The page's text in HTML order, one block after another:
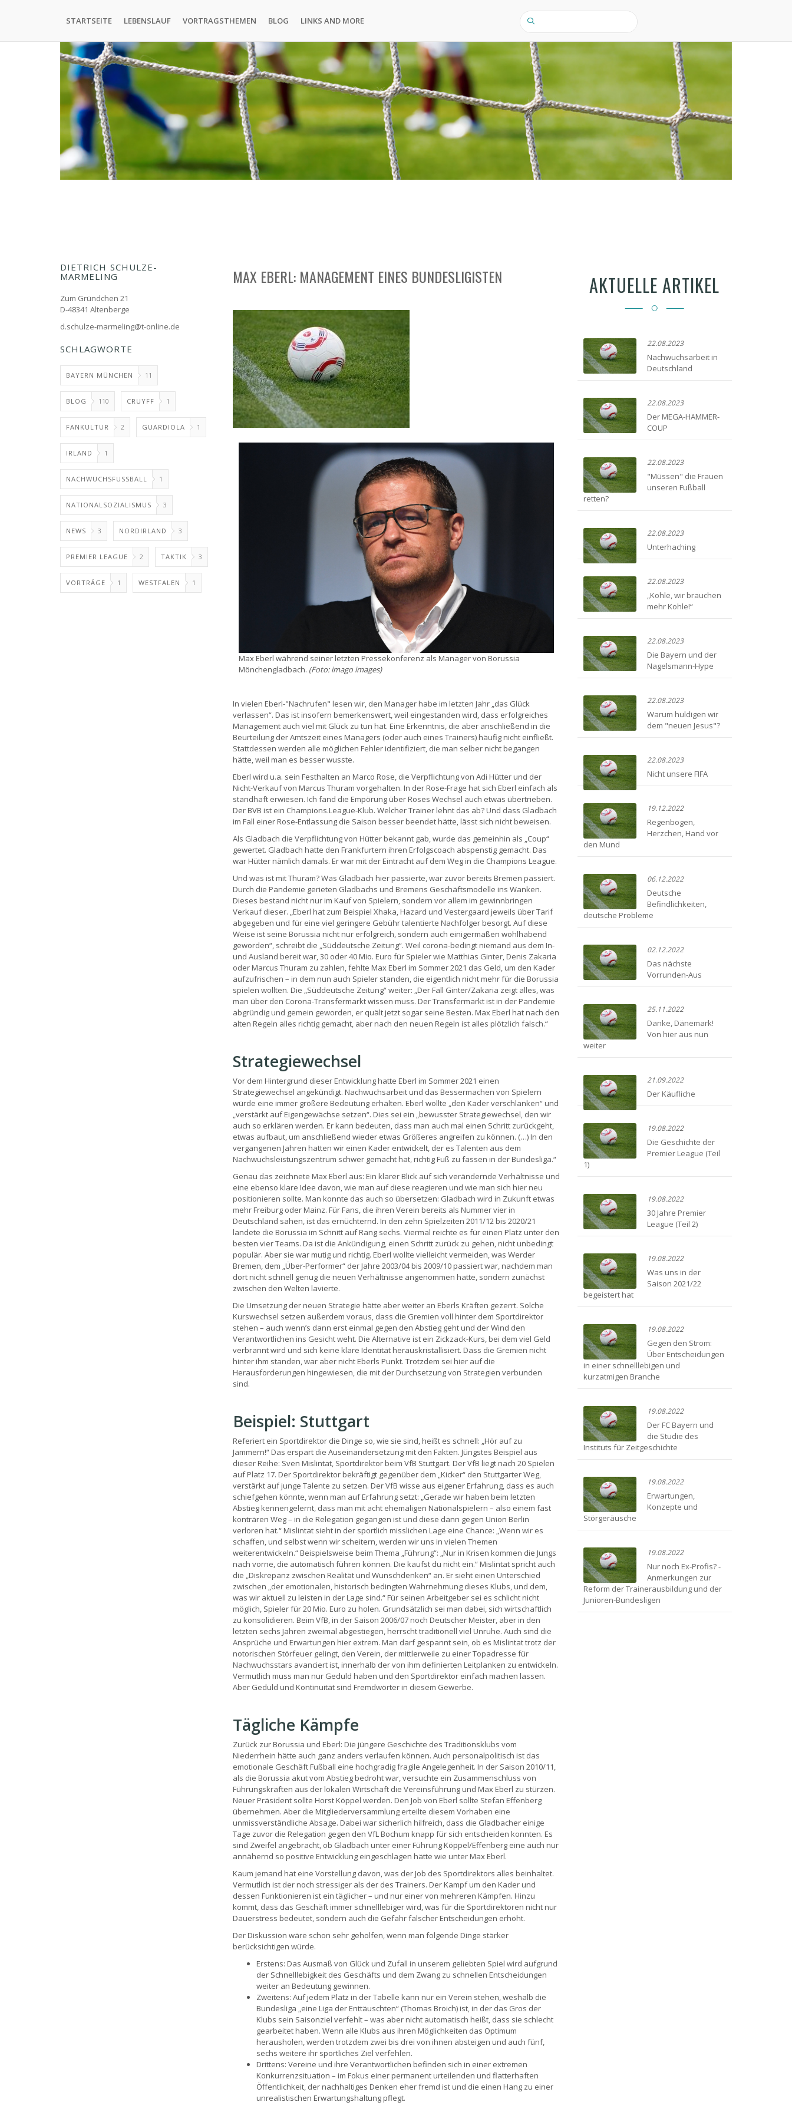
Hauptnavigation
STARTSEITE LEBENSLAUF VORTRAGSTHEMEN BLOG LINKS AND MORE Search
DIETRICH SCHULZE-
MARMELING
Zum Gründchen 21
D-48341 Altenberge
d.schulze-marmeling@t-online.de
SCHLAGWORTE
BAYERN MÜNCHEN 11
BLOG 110 CRUYFF 1
FANKULTUR 2 GUARDIOLA 1
IRLAND 1
NACHWUCHSFUSSBALL 1
NATIONALSOZIALISMUS 3
NEWS 3 NORDIRLAND 3
PREMIER LEAGUE 2 TAKTIK 3
VORTRÄGE 1 WESTFALEN 1
MAX EBERL: MANAGEMENT EINES BUNDESLIGISTEN
Max Eberl während seiner letzten Pressekonferenz als Manager von Borussia
Mönchengladbach. (Foto: imago images)
In vielen Eberl-"Nachrufen" lesen wir, den Manager habe im letzten Jahr „das Glück
verlassen“. Das ist insofern bemerkenswert, weil eingestanden wird, dass erfolgreiches
Management auch viel mit Glück zu tun hat. Eine Erkenntnis, die aber anschließend in die
Beurteilung der Amtszeit eines Managers (oder auch eines Trainers) häufig nicht einfließt.
Stattdessen werden alle möglichen Fehler identifiziert, die man selber nicht begangen
hätte, weil man es besser wusste.
Eberl wird u.a. sein Festhalten an Marco Rose, die Verpflichtung von Adi Hütter und der
Nicht-Verkauf von Marcus Thuram vorgehalten. In der Rose-Frage hat sich Eberl einfach als
standhaft erwiesen. Ich fand die Empörung über Roses Wechsel auch etwas übertrieben.
Der BVB ist ein Champions.League-Klub. Welcher Trainer lehnt das ab? Und dass Gladbach
im Fall einer Rose-Entlassung die Saison besser beendet hätte, lässt sich nicht beweisen.
Als Gladbach die Verpflichtung von Hütter bekannt gab, wurde das gemeinhin als „Coup“
gewertet. Gladbach hatte den Frankfurtern ihren Erfolgscoach abspenstig gemacht. Das
war Hütter nämlich damals. Er war mit der Eintracht auf dem Weg in die Champions League.
Und was ist mit Thuram? Was Gladbach hier passierte, war zuvor bereits Bremen passiert.
Durch die Pandemie gerieten Gladbachs und Bremens Geschäftsmodelle ins Wanken.
Dieses bestand nicht nur im Kauf von Spielern, sondern vor allem im gewinnbringen
Verkauf dieser. „Eberl hat zum Beispiel Xhaka, Hazard und Vestergaard jeweils über Tarif
abgegeben und für eine viel geringere Gebühr talentierte Nachfolger besorgt. Auf diese
Weise ist seine Borussia nicht nur erfolgreich, sondern auch einigermaßen wohlhabend
geworden“, schreibt die „Süddeutsche Zeitung“. Weil corona-bedingt niemand aus dem In-
und Ausland bereit war, 30 oder 40 Mio. Euro für Spieler wie Matthias Ginter, Denis Zakaria
oder Marcus Thuram zu zahlen, fehlte Max Eberl im Sommer 2021 das Geld, um den Kader
aufzufrischen – in dem nun auch Spieler standen, die eigentlich nicht mehr für die Borussia
spielen wollten. Die „Süddeutsche Zeitung“ weiter: „Der Fall Ginter/Zakaria zeigt alles, was
man über den Corona-Transfermarkt wissen muss. Der Transfermarkt ist in der Pandemie
abgründig und gemein geworden, er quält jetzt sogar seine Besten. Max Eberl hat nach den
alten Regeln alles richtig gemacht, aber nach den neuen Regeln ist alles plötzlich falsch.“
Strategiewechsel
Vor dem Hintergrund dieser Entwicklung hatte Eberl im Sommer 2021 einen
Strategiewechsel angekündigt. Nachwuchsarbeit und das Bessermachen von Spielern
würde eine immer größere Bedeutung erhalten. Eberl wollte „den Kader verschlanken“ und
„verstärkt auf Eigengewächse setzen“. Dies sei ein „bewusster Strategiewechsel, den wir
auch so erklären werden. Er kann bedeuten, dass man auch mal einen Schritt zurückgeht,
etwas aufbaut, um anschließend wieder etwas Größeres angreifen zu können. (…) In den
vergangenen Jahren hatten wir einen Kader entwickelt, der es Talenten aus dem
Nachwuchsleistungszentrum schwer gemacht hat, richtig Fuß zu fassen in der Bundesliga.“
Genau das zeichnete Max Eberl aus: Ein klarer Blick auf sich verändernde Verhältnisse und
eine ebenso klare Idee davon, wie man auf diese reagieren und wie man sich hier neu
positionieren sollte. Man konnte das auch so übersetzen: Gladbach wird in Zukunft etwas
mehr Freiburg oder Mainz. Für Fans, die ihren Verein bereits als Nummer vier in
Deutschland sahen, ist das ernüchternd. In den zehn Spielzeiten 2011/12 bis 2020/21
landete die Borussia im Schnitt auf Rang sechs. Viermal reichte es für einen Platz unter den
besten vier Teams. Da ist die Ankündigung, einen Schritt zurück zu gehen, nicht unbedingt
populär. Aber sie war mutig und richtig. Eberl wollte vielleicht vermeiden, was Werder
Bremen, dem „Über-Performer“ der Jahre 2003/04 bis 2009/10 passiert war, nachdem man
dort nicht schnell genug die neuen Verhältnisse angenommen hatte, sondern zunächst
zwischen den Welten lavierte.
Die Umsetzung der neuen Strategie hätte aber weiter an Eberls Kräften gezerrt. Solche
Kurswechsel setzen außerdem voraus, dass die Gremien voll hinter dem Sportdirektor
stehen – auch wenn’s dann erst einmal gegen den Abstieg geht und der Wind den
Verantwortlichen ins Gesicht weht. Die Alternative ist ein Zickzack-Kurs, bei dem viel Geld
verbrannt wird und sich keine klare Identität herauskristallisiert. Dass die Gremien nicht
hinter ihm standen, war aber nicht Eberls Punkt. Trotzdem sei hier auf die
Herausforderungen hingewiesen, die mit der Durchsetzung von Strategien verbunden
sind.
Beispiel: Stuttgart
Referiert ein Sportdirektor die Dinge so, wie sie sind, heißt es schnell: „Hör auf zu
Jammern!“ Das erspart die Auseinandersetzung mit den Fakten. Jüngstes Beispiel aus
dieser Reihe: Sven Mislintat, Sportdirektor beim VfB Stuttgart. Der VfB liegt nach 20 Spielen
auf Platz 17. Der Sportdirektor bekräftigt gegenüber dem „Kicker“ den Stuttgarter Weg,
verstärkt auf junge Talente zu setzen. Der VfB wisse aus eigener Erfahrung, dass es auch
schiefgehen könnte, wenn man auf Erfahrung setzt: „Gerade wir haben beim letzten
Abstieg kennengelernt, dass man mit acht ehemaligen Nationalspielern – also einem fast
konträren Weg – in die Relegation gegangen ist und diese dann gegen Union Berlin
verloren hat.“ Mislintat sieht in der sportlich misslichen Lage eine Chance: „Wenn wir es
schaffen, und selbst wenn wir scheitern, werden wir uns in vielen Themen
weiterentwickeln.“ Beispielsweise beim Thema „Führung“: „Nur in Krisen kommen die Jungs
nach vorne, die automatisch führen können. Die kaufst du nicht ein.“ Mislintat spricht auch
die „Diskrepanz zwischen Realität und Wunschdenken“ an. Er sieht einen Unterschied
zwischen „der emotionalen, historisch bedingten Wahrnehmung dieses Klubs, und dem,
was wir aktuell zu leisten in der Lage sind.“ Für seinen Arbeitgeber sei es schlicht nicht
möglich, Spieler für 20 Mio. Euro zu holen. Grundsätzlich sei man dabei, sich wirtschaftlich
zu konsolidieren. Beim VfB, in der Saison 2006/07 noch Deutscher Meister, aber in den
letzten sechs Jahren zweimal abgestiegen, herrscht traditionell viel Unruhe. Auch sind die
Ansprüche und Erwartungen hier extrem. Man darf gespannt sein, ob es Mislintat trotz der
notorischen Störfeuer gelingt, den Verein, der mittlerweile zu einer Topadresse für
Nachwuchsstars avanciert ist, innerhalb der von ihm definierten Leitplanken zu entwickeln.
Vermutlich muss man nur Geduld haben und den Sportdirektor einfach machen lassen.
Aber Geduld und Kontinuität sind Fremdwörter in diesem Gewerbe.
Tägliche Kämpfe
Zurück zur Borussia und Eberl: Die jüngere Geschichte des Traditionsklubs vom
Niederrhein hätte auch ganz anders verlaufen können. Auch personalpolitisch ist das
emotionale Geschäft Fußball eine hochgradig fragile Angelegenheit. In der Saison 2010/11,
als die Borussia akut vom Abstieg bedroht war, versuchte ein Zusammenschluss von
Führungskräften aus der lokalen Wirtschaft die Vereinsführung und Max Eberl zu stürzen.
Neuer Präsident sollte Horst Köppel werden. Den Job von Eberl sollte Stefan Effenberg
übernehmen. Aber die Mitgliederversammlung erteilte diesem Vorhaben eine
unmissverständliche Absage. Dabei war sicherlich hilfreich, dass die Gladbacher einige
Tage zuvor die Relegation gegen den VfL Bochum knapp für sich entscheiden konnten. Es
sind Zweifel angebracht, ob Gladbach unter einer Führung Köppel/Effenberg eine auch nur
annähernd so positive Entwicklung eingeschlagen hätte wie unter Max Eberl.
Kaum jemand hat eine Vorstellung davon, was der Job des Sportdirektors alles beinhaltet.
Vermutlich ist der noch stressiger als der des Trainers. Der Kampf um den Kader und
dessen Funktionieren ist ein täglicher – und nur einer von mehreren Kämpfen. Hinzu
kommt, dass das Geschäft immer schnelllebiger wird, was für die Sportdirektoren nicht nur
Dauerstress bedeutet, sondern auch die Gefahr falscher Entscheidungen erhöht.
Der Diskussion wäre schon sehr geholfen, wenn man folgende Dinge stärker
berücksichtigen würde.
Erstens: Das Ausmaß von Glück und Zufall in unserem geliebten Spiel wird aufgrund
der Schnelllebigkeit des Geschäfts und dem Zwang zu schnellen Entscheidungen
weiter an Bedeutung gewinnen.
Zweitens: Auf jedem Platz in der Tabelle kann nur ein Verein stehen, weshalb die
Bundesliga „eine Liga der Enttäuschten“ (Thomas Broich) ist, in der das Gros der
Klubs sein Saisonziel verfehlt – was aber nicht automatisch heißt, dass sie schlecht
gearbeitet haben. Wenn alle Klubs aus ihren Möglichkeiten das Optimum
herausholen, werden trotzdem zwei bis drei von ihnen absteigen und auch fünf,
sechs weitere ihr sportliches Ziel verfehlen.
Drittens: Vereine und ihre Verantwortlichen befinden sich in einer extremen
Konkurrenzsituation – im Fokus einer permanent urteilenden und flatterhaften
Öffentlichkeit, der nachhaltiges Denken eher fremd ist und die einen Hang zu einer
unrealistischen Erwartungshaltung pflegt.
AKTUELLE ARTIKEL
22.08.2023
Nachwuchsarbeit in
Deutschland
22.08.2023
Der MEGA-HAMMER-
COUP
22.08.2023
"Müssen" die Frauen
unseren Fußball
retten?
22.08.2023
Unterhaching
22.08.2023
„Kohle, wir brauchen
mehr Kohle!“
22.08.2023
Die Bayern und der
Nagelsmann-Hype
22.08.2023
Warum huldigen wir
dem "neuen Jesus"?
22.08.2023
Nicht unsere FIFA
19.12.2022
Regenbogen,
Herzchen, Hand vor
den Mund
06.12.2022
Deutsche
Befindlichkeiten,
deutsche Probleme
02.12.2022
Das nächste
Vorrunden-Aus
25.11.2022
Danke, Dänemark!
Von hier aus nun
weiter
21.09.2022
Der Käufliche
19.08.2022
Die Geschichte der
Premier League (Teil
1)
19.08.2022
30 Jahre Premier
League (Teil 2)
19.08.2022
Was uns in der
Saison 2021/22
begeistert hat
19.08.2022
Gegen den Strom:
Über Entscheidungen
in einer schnelllebigen und
kurzatmigen Branche
19.08.2022
Der FC Bayern und
die Studie des
Instituts für Zeitgeschichte
19.08.2022
Erwartungen,
Konzepte und
Störgeräusche
19.08.2022
Nur noch Ex-Profis? -
Anmerkungen zur
Reform der Trainerausbildung und der
Junioren-Bundesligen